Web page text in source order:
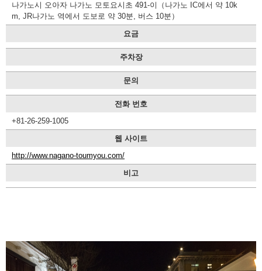
제
휴
박
설
내
이
벤
달
력
교
관
광
나가노시 오아자 나가노 모토요시초 491-이（나가노 IC에서 약 10k
m, JR나가노 역에서 도보로 약 30분, 버스 10분）
요금
주차장
문의
전화 번호
+81-26-259-1005
웹 사이트
http://www.nagano-toumyou.com/
비고